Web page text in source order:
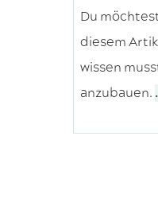
Du
diesem
wissen
anzubauen.